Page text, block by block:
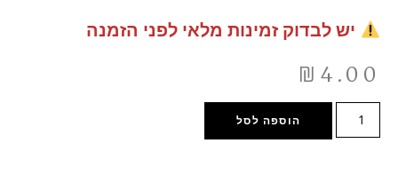
יש לבדוק זמינות מלאי לפני הזמנה
₪4.00
הוספה לסל